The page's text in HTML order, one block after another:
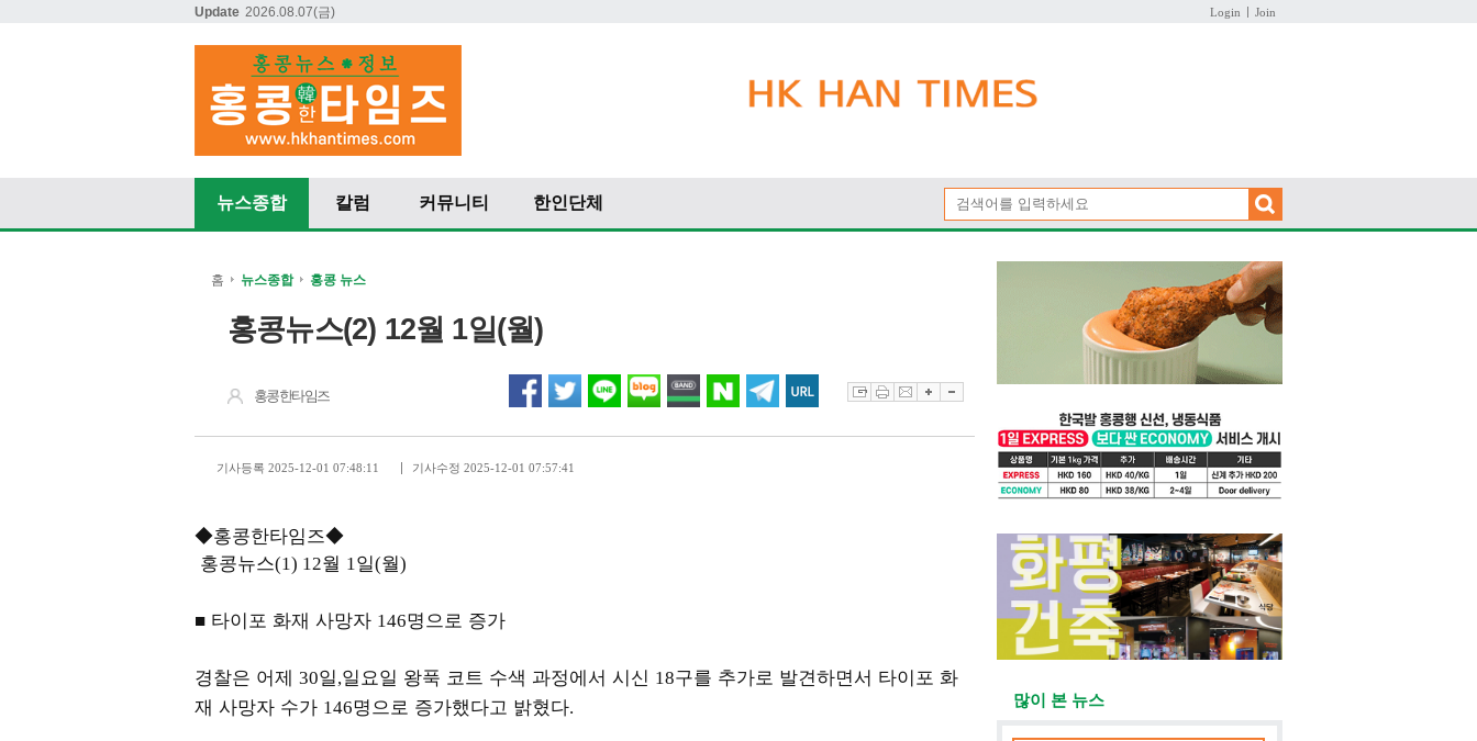
Login Join
Update 2026.08.07(금)
뉴스종합 칼럼 커뮤니티 한인단체
홈 뉴스종합 홍콩 뉴스
홍콩뉴스(2) 12월 1일(월)
홍콩한타임즈
기사등록 2025-12-01 07:48:11 기사수정 2025-12-01 07:57:41
◆홍콩한타임즈◆
홍콩뉴스(1) 12월 1 일(월)
■ 타이포 화재 사망자 146명으로 증가
경찰은 어제 30일,일요일 왕푹 코트 수색 과정에서 시신 18구를 추가로 발견하면서 타이포 화
재 사망자 수가 146명으로 증가했다고 밝혔다. 많이 본 뉴스